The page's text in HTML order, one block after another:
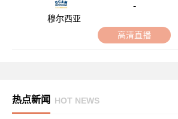
穆尔西亚
-
高清直播
热点新闻 HOT NEWS